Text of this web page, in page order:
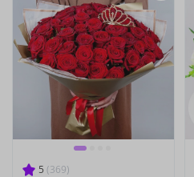
5 (369)